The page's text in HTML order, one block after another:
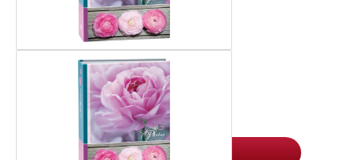
Цена:
505.4
Добавить в корзину